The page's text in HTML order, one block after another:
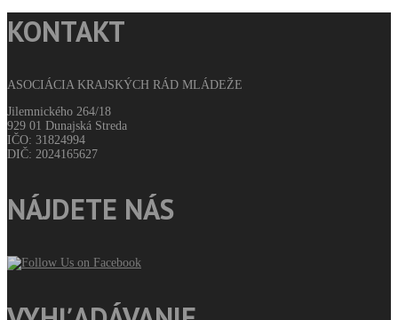
KONTAKT
ASOCIÁCIA KRAJSKÝCH RÁD MLÁDEŽE
Jilemnického 264/18
929 01 Dunajská Streda
IČO: 31824994
DIČ: 2024165627
NÁJDETE NÁS